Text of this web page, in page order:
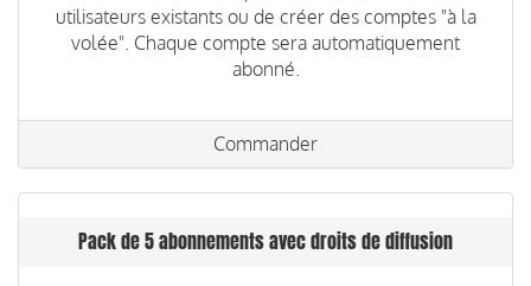
utilisateurs existants ou de créer des comptes "à la
volée". Chaque compte sera automatiquement
abonné.
Commander
Pack de 5 abonnements avec droits de diffusion